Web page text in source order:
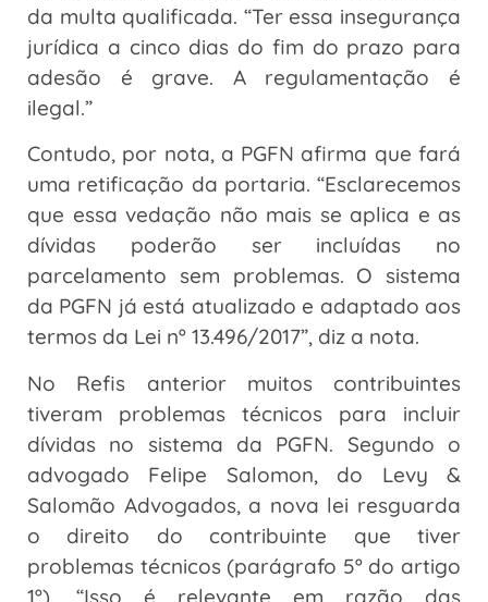
da multa qualificada. “Ter essa insegurança
jurídica a cinco dias do fim do prazo para
adesão é grave. A regulamentação é
ilegal.”
Contudo, por nota, a PGFN afirma que fará
uma retificação da portaria. “Esclarecemos
que essa vedação não mais se aplica e as
dívidas poderão ser incluídas no
parcelamento sem problemas. O sistema
da PGFN já está atualizado e adaptado aos
termos da Lei nº 13.496/2017”, diz a nota.
No Refis anterior muitos contribuintes
tiveram problemas técnicos para incluir
dívidas no sistema da PGFN. Segundo o
advogado Felipe Salomon, do Levy &
Salomão Advogados, a nova lei resguarda
o direito do contribuinte que tiver
problemas técnicos (parágrafo 5º do artigo
1º). “Isso é relevante em razão das